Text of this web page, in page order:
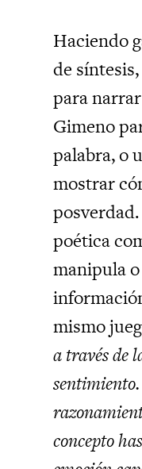
Haciendo
de
para
Gimeno
palabra, o
mostrar
poética
manipula
mismo
a través de
concepto